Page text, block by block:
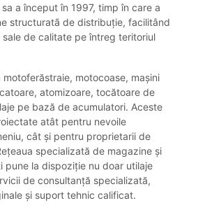
a început în 1997, timp în care a
structuratã de distribuție, facilitând
de calitate pe întreg teritoriul
motocoase, mașini
atomizoare, tocătoare de
pe bază de acumulatori. Aceste
atât pentru nevoile
cât și pentru proprietarii de
specializată de magazine și
pune la dispoziție nu doar utilaje
de consultanță specializată,
și suport tehnic calificat.